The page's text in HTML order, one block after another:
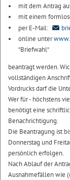
mit dem Antrag
mit einem
per E-Mail:
online unter
“Briefwahl“
beantragt werden.
vollständigen
Vordrucks darf die
Wer für - höchstens
benötigt eine
Benachrichtigung.
Die Beantragung ist
Donnerstag und
persönlich erfolgen.
Nach Ablauf der
Ausnahmefällen wie